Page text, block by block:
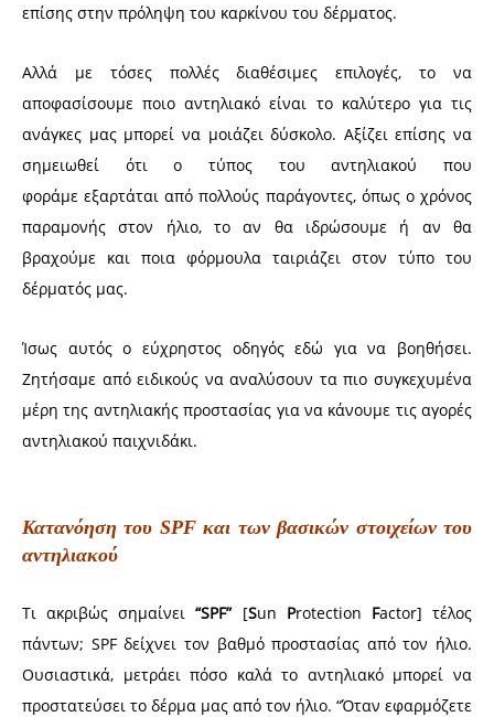
επίσης στην πρόληψη του καρκίνου του δέρματος.
Αλλά με τόσες πολλές διαθέσιμες επιλογές, το να
αποφασίσουμε ποιο αντηλιακό είναι το καλύτερο για τις
ανάγκες μας μπορεί να μοιάζει δύσκολο. Αξίζει επίσης να
σημειωθεί ότι ο τύπος του αντηλιακού που
φοράμε εξαρτάται από πολλούς παράγοντες, όπως ο χρόνος
παραμονής στον ήλιο, το αν θα ιδρώσουμε ή αν θα
βραχούμε και ποια φόρμουλα ταιριάζει στον τύπο του
δέρματός μας.
Ίσως αυτός ο εύχρηστος οδηγός εδώ για να βοηθήσει.
Ζητήσαμε από ειδικούς να αναλύσουν τα πιο συγκεχυμένα
μέρη της αντηλιακής προστασίας για να κάνουμε τις αγορές
αντηλιακού παιχνιδάκι.
Κατανόηση του SPF και των βασικών στοιχείων του
αντηλιακού
Τι ακριβώς σημαίνει“SPF”[Sun Protection Factor]τέλος
πάντων; SPF δείχνει τον βαθμό προστασίας από τον ήλιο.
Ουσιαστικά, μετράει πόσο καλά το αντηλιακό μπορεί να
προστατεύσει το δέρμα μας από τον ήλιο. “Όταν εφαρμόζετε